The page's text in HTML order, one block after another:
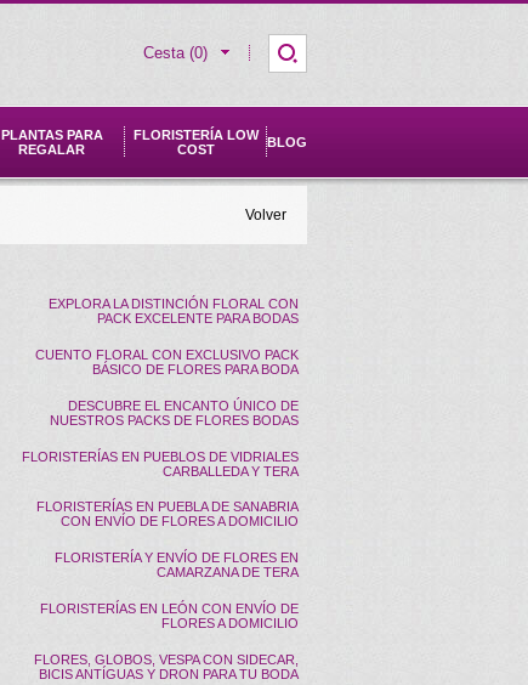
Cesta (0)
PLANTAS PARA
REGALAR
FLORISTERÍA LOW
COST
BLOG
Volver
EXPLORA LA DISTINCIÓN FLORAL CON
PACK EXCELENTE PARA BODAS
CUENTO FLORAL CON EXCLUSIVO PACK
BÁSICO DE FLORES PARA BODA
DESCUBRE EL ENCANTO ÚNICO DE
NUESTROS PACKS DE FLORES BODAS
FLORISTERÍAS EN PUEBLOS DE VIDRIALES
CARBALLEDA Y TERA
FLORISTERÍAS EN PUEBLA DE SANABRIA
CON ENVÍO DE FLORES A DOMICILIO
FLORISTERÍA Y ENVÍO DE FLORES EN
CAMARZANA DE TERA
FLORISTERÍAS EN LEÓN CON ENVÍO DE
FLORES A DOMICILIO
FLORES, GLOBOS, VESPA CON SIDECAR,
BICIS ANTÍGUAS Y DRON PARA TU BODA